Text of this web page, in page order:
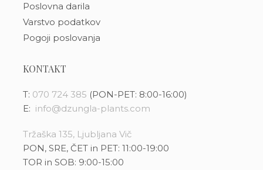
Poslovna darila
Varstvo podatkov
Pogoji poslovanja
KONTAKT
T: 070 724 385 (PON-PET: 8:00-16:00)
E: info@dzungla-plants.com
Tržaška 135, Ljubljana Vič
PON, SRE, ČET in PET: 11:00-19:00
TOR in SOB: 9:00-15:00